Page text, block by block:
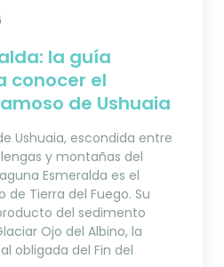
la guía
conocer el
de Ushuaia
Ushuaia, escondida entre
y montañas del
Esmeralda es el
Tierra del Fuego. Su
del sedimento
Ojo del Albino, la
obligada del Fin del